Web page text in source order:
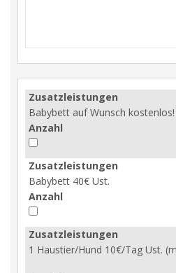
Zusatzleistungen
Babybett auf Wunsch kostenlos!
Anzahl
Zusatzleistungen
Babybett 40€ Ust.
Anzahl
Zusatzleistungen
1 Haustier/Hund 10€/Tag Ust.